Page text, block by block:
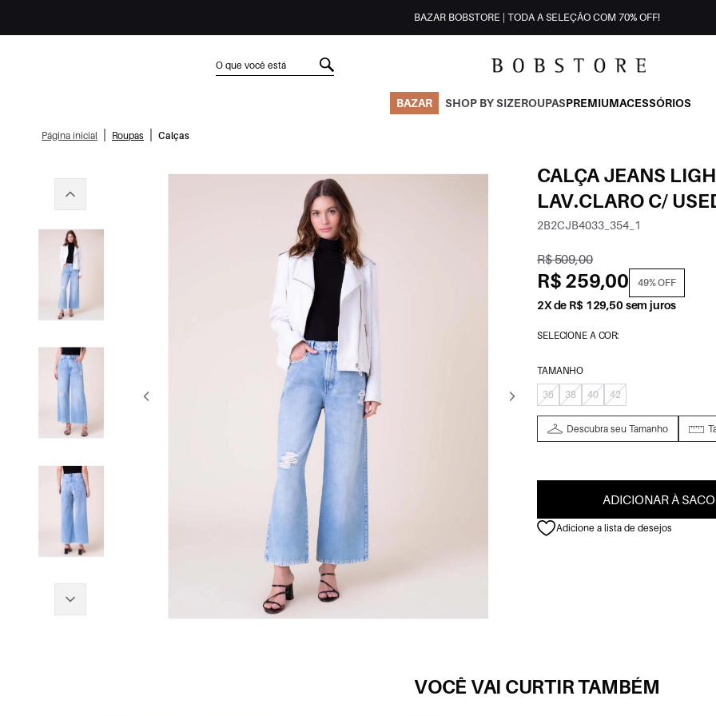
BAZAR BOBSTORE | TODA A SELEÇÃO COM 70% OFF!
BAZAR SHOP BY SIZEROUPASPREMIUMACESSÓRIOS
Página inicial Roupas Calças
CALÇA JEANS
LAV.CLARO C/
2B2CJB4033_354_1
R$ 509,00
R$ 259,00 49% OFF
2X de R$ 129,50 sem juros
SELECIONE A COR:
TAMANHO
36
38 40 42
Descubra seu Tamanho
ADICIONAR À
Adicione a lista de desejos
VOCÊ VAI CURTIR TAMBÉM